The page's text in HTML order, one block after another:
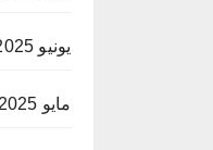
يونيو 2025
مايو 2025